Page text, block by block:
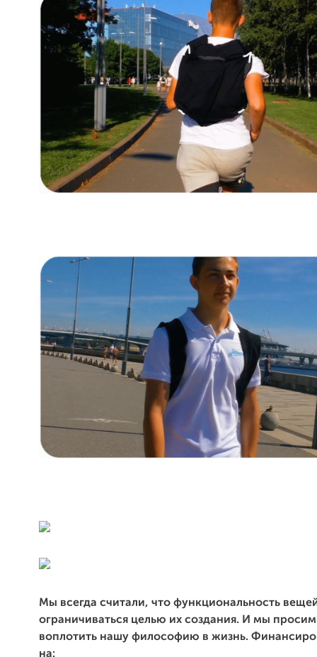
Мы всегда считали, что функциональность
ограничиваться целью их создания. И мы
воплотить нашу философию в жизнь.
на: